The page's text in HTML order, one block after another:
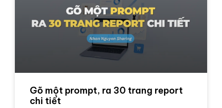
Gõ một prompt, ra 30 trang report
chi tiết